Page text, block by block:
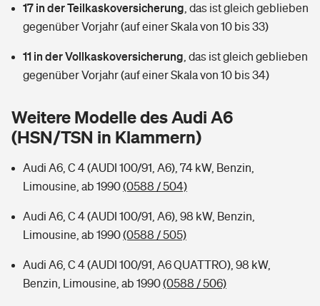
Sie haben Fragen?
Restkreditversicherung
Hochwasser-Check: Wie gefährdet ist Ihr Haus?
Wer versichert was: Jetzt Versicherer finden
Sie haben Fragen?
Hundehalter-Haftpflicht
Private Cyberversicherung
Musikinstrumentenversicherung
Zur Übersicht
Tools
Tools
Wer versichert was: Jetzt Versicherer finden
Sie haben Fragen?
Rentenrechner: Wie viel Geld bekomme ich im Alter?
17 in der Teilkaskoversicherung das ist gleich geblieben
gegenüber Vorjahr (auf einer Skala von 10 bis 33)
11 in der Vollkaskoversicherung das ist gleich geblieben
gegenüber Vorjahr (auf einer Skala von 10 bis 34)
Weitere Modelle des Audi A6
(HSN/TSN in Klammern)
Audi A6, C 4 (AUDI 100/91, A6), 74 kW, Benzin,
Limousine, ab 1990(0588 / 504)
Audi A6, C 4 (AUDI 100/91, A6), 98 kW, Benzin,
Limousine, ab 1990(0588 / 505)
Audi A6, C 4 (AUDI 100/91, A6 QUATTRO), 98 kW,
Benzin, Limousine, ab 1990(0588 / 506)